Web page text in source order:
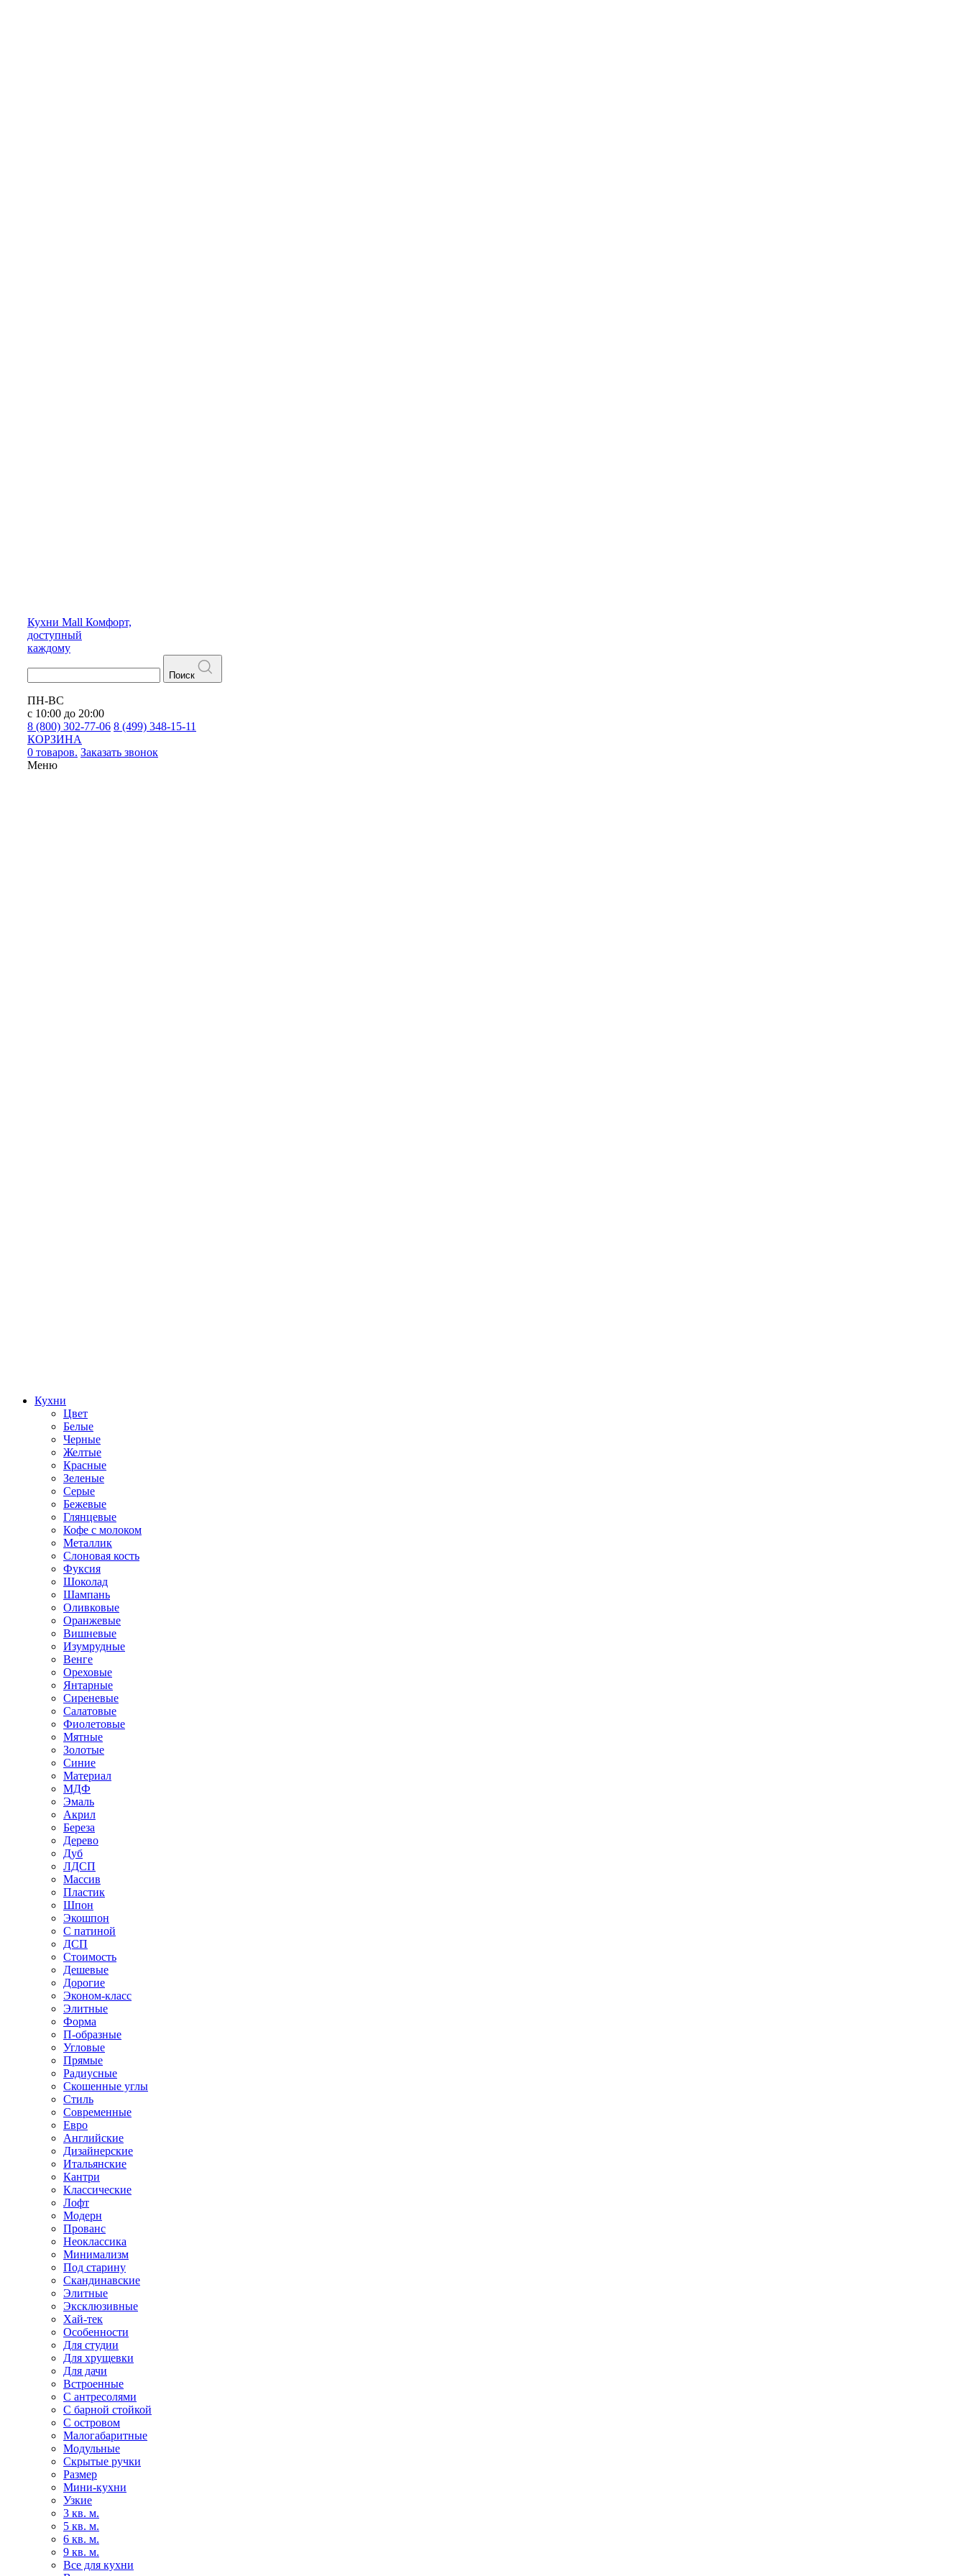
Кухни Mall Комфорт,
доступный
каждому
Поиск
ПН-ВС
с 10:00 до 20:00
8 (800) 302-77-06 8 (499) 348-15-11
КОРЗИНА
0 товаров. Заказать звонок
Меню
Кухни
Цвет
Белые
Черные
Желтые
Красные
Зеленые
Серые
Бежевые
Глянцевые
Кофе с молоком
Металлик
Слоновая кость
Фуксия
Шоколад
Шампань
Оливковые
Оранжевые
Вишневые
Изумрудные
Венге
Ореховые
Янтарные
Сиреневые
Салатовые
Фиолетовые
Мятные
Золотые
Синие
Материал
МДФ
Эмаль
Акрил
Береза
Дерево
Дуб
ЛДСП
Массив
Пластик
Шпон
Экошпон
С патиной
ДСП
Стоимость
Дешевые
Дорогие
Эконом-класс
Элитные
Форма
П-образные
Угловые
Прямые
Радиусные
Скошенные углы
Стиль
Современные
Евро
Английские
Дизайнерские
Итальянские
Кантри
Классические
Лофт
Модерн
Прованс
Неоклассика
Минимализм
Под старину
Скандинавские
Элитные
Эксклюзивные
Хай-тек
Особенности
Для студии
Для хрущевки
Для дачи
Встроенные
С антресолями
С барной стойкой
С островом
Малогабаритные
Модульные
Скрытые ручки
Размер
Мини-кухни
Узкие
3 кв. м.
5 кв. м.
6 кв. м.
9 кв. м.
Все для кухни